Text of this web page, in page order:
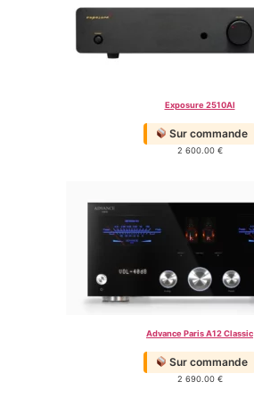
Exposure 2510AI
Sur commande
2 600.00 €
Advance Paris A12 Classic
Sur commande
2 690.00 €